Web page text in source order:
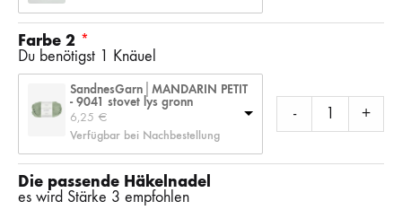
Farbe 2
Du benötigst 1 Knäuel
SandnesGarn│MANDARIN PETIT
- 9041 stovet lys gronn
6,25 €
Verfügbar bei Nachbestellung
- +
Die passende Häkelnadel
es wird Stärke 3 empfohlen